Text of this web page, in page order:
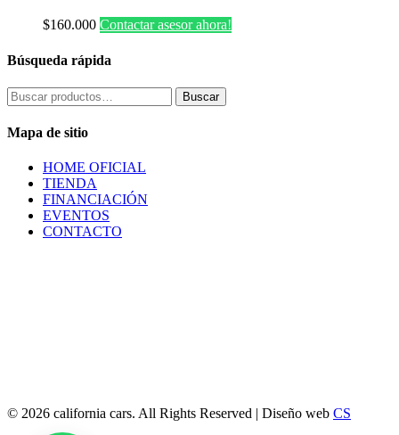
$160.000 Contactar asesor ahora!
Búsqueda rápida
Buscar
por:
Buscar
Mapa de sitio
HOME OFICIAL
TIENDA
FINANCIACIÓN
EVENTOS
CONTACTO
© 2026 california cars. All Rights Reserved | Diseño web CS